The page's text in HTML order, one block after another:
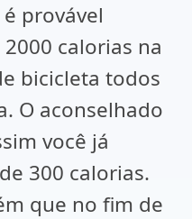
provável
calorias na
bicicleta todos
O aconselhado
você já
300 calorias.
que no fim de